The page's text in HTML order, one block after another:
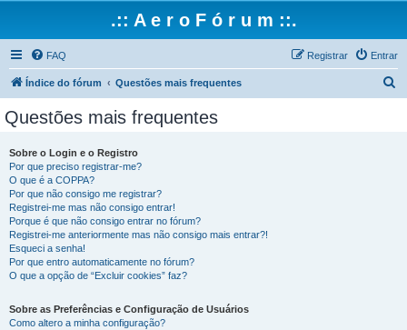
.:: A e r o F ó r u m ::.
FAQ Entrar
Registrar
Índice do fórum Questões mais frequentes
Questões mais frequentes
Sobre o Login e o Registro
Por que preciso registrar-me?
O que é a COPPA?
Por que não consigo me registrar?
Registrei-me mas não consigo entrar!
Porque é que não consigo entrar no fórum?
Registrei-me anteriormente mas não consigo mais entrar?!
Esqueci a senha!
Por que entro automaticamente no fórum?
O que a opção de “Excluir cookies” faz?
Sobre as Preferências e Configuração de Usuários
Como altero a minha configuração?